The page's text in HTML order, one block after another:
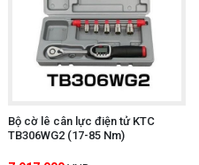
Bộ cờ lê cân lực điện tử KTC
TB306WG2 (17-85 Nm)